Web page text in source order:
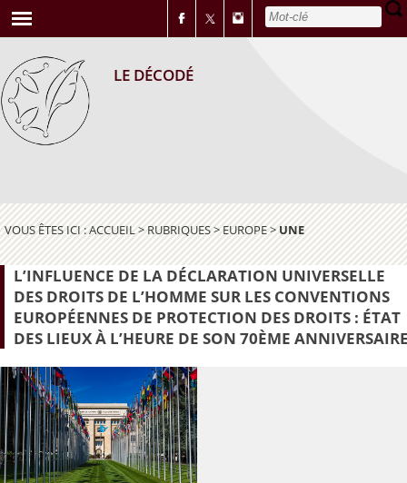
LE DÉCODÉ
VOUS ÊTES ICI :ACCUEIL>RUBRIQUES>EUROPE>UNE
L’INFLUENCE DE LA DÉCLARATION UNIVERSELLE
DES DROITS DE L’HOMME SUR LES CONVENTIONS
EUROPÉENNES DE PROTECTION DES DROITS : ÉTAT
DES LIEUX À L’HEURE DE SON 70ÈME